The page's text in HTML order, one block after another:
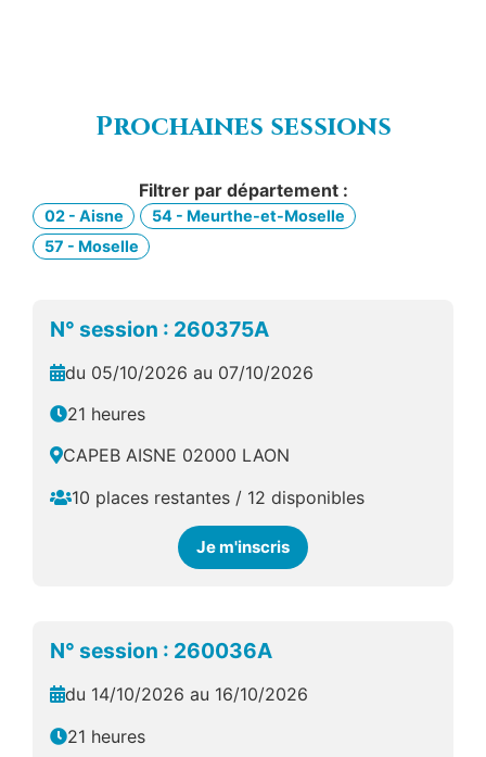
Prochaines sessions
Filtrer par département :
02 - Aisne
54 - Meurthe-et-Moselle
57 - Moselle
N° session : 260375A
du 05/10/2026 au 07/10/2026
21 heures
CAPEB AISNE 02000 LAON
10 places restantes / 12 disponibles
Je m'inscris
N° session : 260036A
du 14/10/2026 au 16/10/2026
21 heures